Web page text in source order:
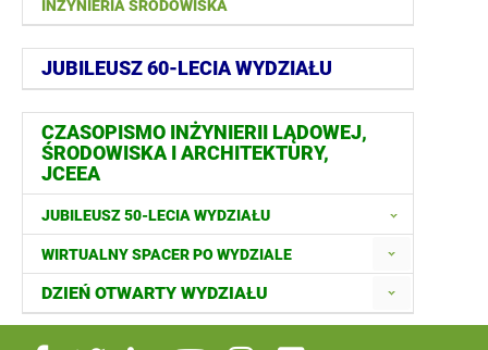
INŻYNIERIA ŚRODOWISKA
JUBILEUSZ 60-LECIA WYDZIAŁU
CZASOPISMO INŻYNIERII LĄDOWEJ,
ŚRODOWISKA I ARCHITEKTURY,
JCEEA
JUBILEUSZ 50-LECIA WYDZIAŁU
WIRTUALNY SPACER PO WYDZIALE
DZIEŃ OTWARTY WYDZIAŁU